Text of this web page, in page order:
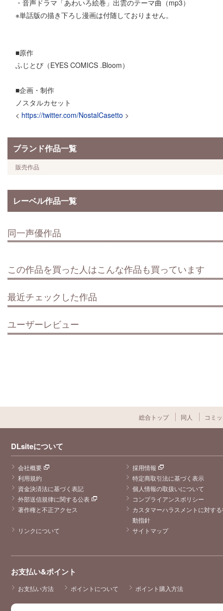
・音声ドラマ「あわいろ絵巻」出雲のテーマ曲（mp3）
※単話版の描き下ろし漫画は付随しておりません。
■原作
ふじとび（EYES COMICS .Bloom）
■企画・制作
ノスタルカセット
< https://twitter.com/NostalCasetto >
ブランド作品一覧
販売作品
レーベル作品一覧
同一声優作品
この作品を買った人はこんな作品も買っています
最近チェックした作品
ユーザーレビュー
総合トップ 同人 コミ
DLsiteについて
会社概要
採用情報
利用規約
特定商取引法に基づく表示
資金決済法に基づく表記
個人情報の取扱いについて
外部送信規律に関する公表
コンプライアンスポリシー
著作権と不正アクセス
カスタマーハラスメントに対す
動指針
リンクについて
サイトマップ
お支払い&ポイント
お支払い方法 ポイントについて ポイント購入方法